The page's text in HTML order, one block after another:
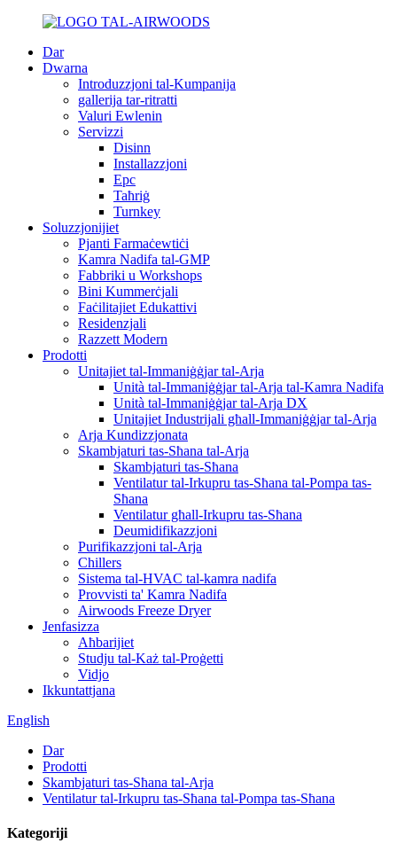
Dar
Dwarna
Introduzzjoni tal-Kumpanija
gallerija tar-ritratti
Valuri Ewlenin
Servizzi
Disinn
Installazzjoni
Epc
Taħriġ
Turnkey
Soluzzjonijiet
Pjanti Farmaċewtiċi
Kamra Nadifa tal-GMP
Fabbriki u Workshops
Bini Kummerċjali
Faċilitajiet Edukattivi
Residenzjali
Razzett Modern
Prodotti
Unitajiet tal-Immaniġġjar tal-Arja
Unità tal-Immaniġġjar tal-Arja tal-Kamra Nadifa
Unità tal-Immaniġġjar tal-Arja DX
Unitajiet Industrijali għall-Immaniġġjar tal-Arja
Arja Kundizzjonata
Skambjaturi tas-Sħana tal-Arja
Skambjaturi tas-Sħana
Ventilatur tal-Irkupru tas-Sħana tal-Pompa tas-
Sħana
Ventilatur għall-Irkupru tas-Sħana
Deumidifikazzjoni
Purifikazzjoni tal-Arja
Chillers
Sistema tal-HVAC tal-kamra nadifa
Provvisti ta' Kamra Nadifa
Airwoods Freeze Dryer
Jenfasizza
Aħbarijiet
Studju tal-Każ tal-Proġetti
Vidjo
Ikkuntattjana
English
Dar
Prodotti
Skambjaturi tas-Sħana tal-Arja
Ventilatur tal-Irkupru tas-Sħana tal-Pompa tas-Sħana
Kategoriji